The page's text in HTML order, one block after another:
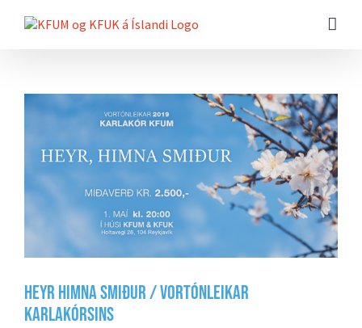
beint
Skoða
stærri
Heyr himna smiður / vortónleikar
karlakórsins